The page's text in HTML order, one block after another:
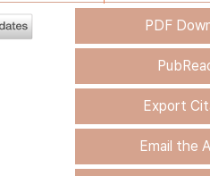
PDF
Export
Email the